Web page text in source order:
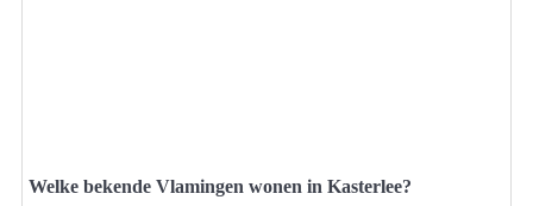
Welke bekende Vlamingen wonen in Kasterlee?